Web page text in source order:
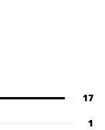
17
1